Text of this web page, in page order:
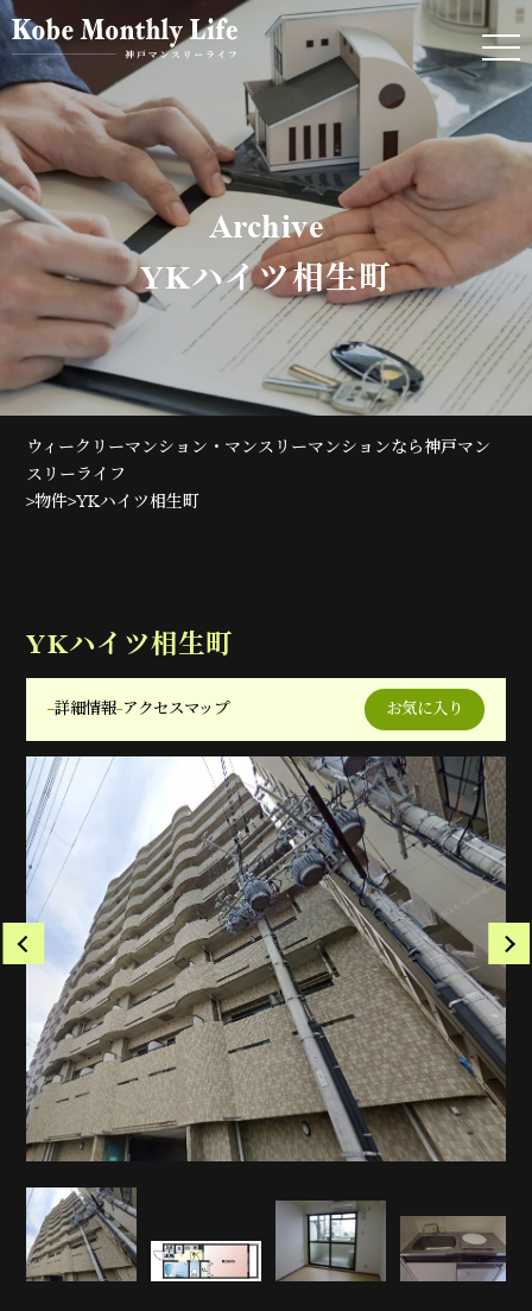
Archive
YKハイツ相生町
ウィークリーマンション・マンスリーマンションなら神戸マン
スリーライフ
>物件>YKハイツ相生町
YKハイツ相生町
詳細情報 アクセスマップ お気に入り